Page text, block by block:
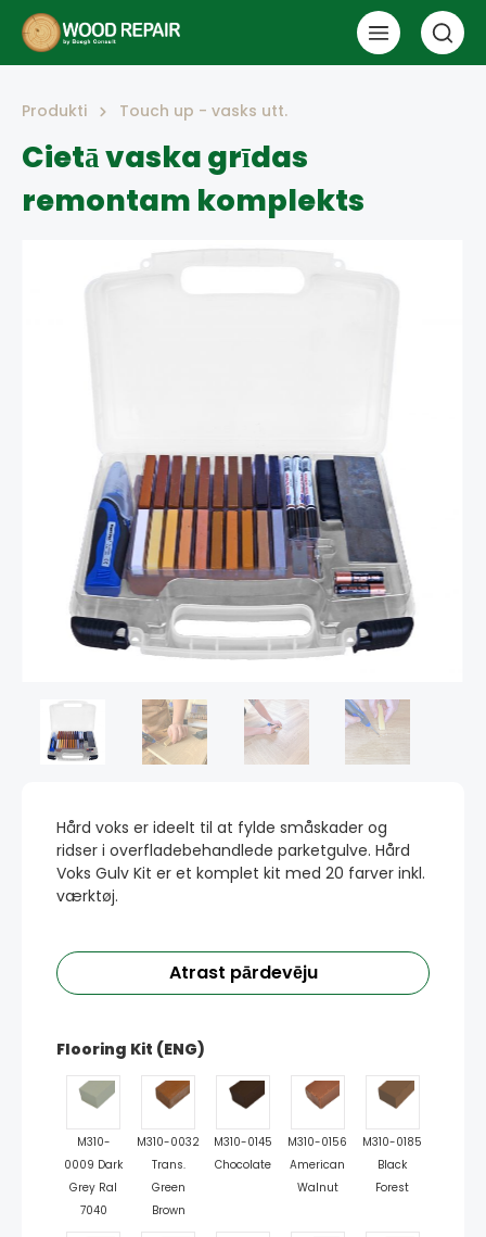
Produkti Touch up - vasks utt.
Cietā vaska grīdas
remontam komplekts
Hård voks er ideelt til at fylde småskader og
ridser i overfladebehandlede parketgulve. Hård
Voks Gulv Kit er et komplet kit med 20 farver inkl.
værktøj.
Atrast pārdevēju
Flooring Kit (ENG)
M310-
0009 Dark
Grey Ral
7040
M310-0032
Trans.
Green
Brown
M310-0145
Chocolate
M310-0156
American
Walnut
M310-0185
Black
Forest